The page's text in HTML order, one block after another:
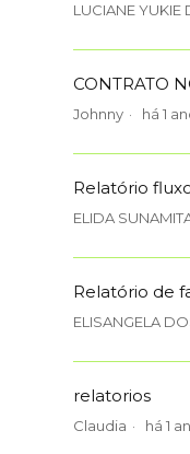
LUCIANE YUKIE
CONTRATO
Johnny há 1
Relatório
ELIDA
Relatório de
ELISANGELA
relatorios
Claudia há 1